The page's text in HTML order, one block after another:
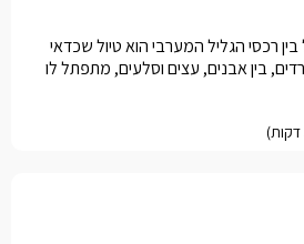
רכסי הגליל המערבי הוא טיול שכדאי
בין אבנים, עצים וסלעים, מתפתל לו